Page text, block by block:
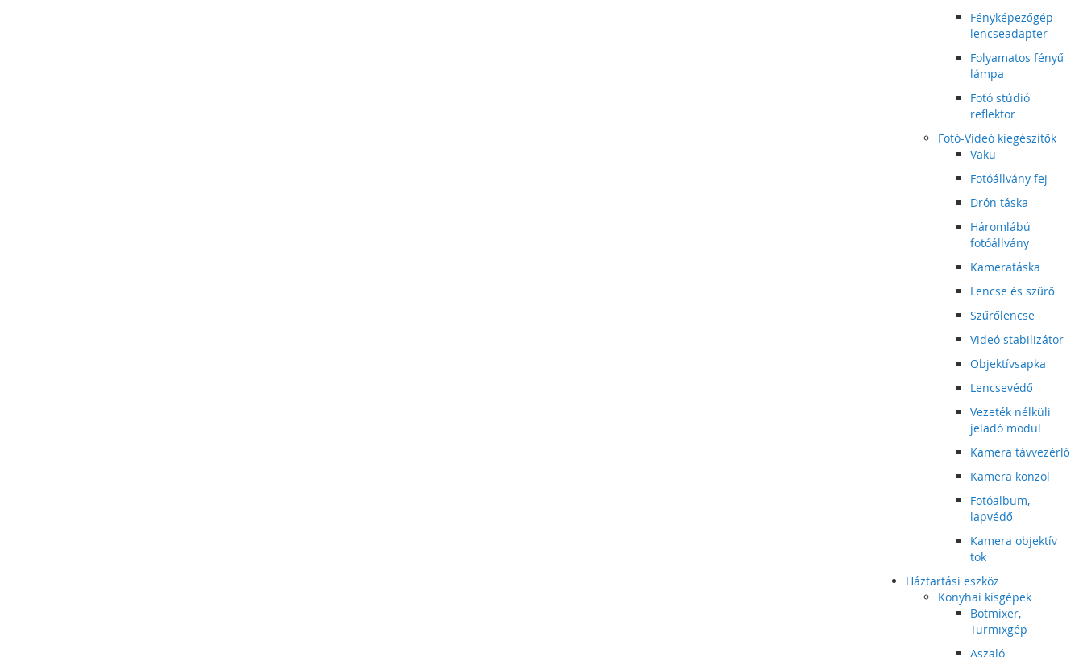
Fényképezőgép
lencseadapter
Folyamatos fényű
lámpa
Fotó stúdió
reflektor
Fotó-Videó kiegészítők
Vaku
Fotóállvány fej
Drón táska
Háromlábú
fotóállvány
Kameratáska
Lencse és szűrő
Szűrőlencse
Videó stabilizátor
Objektívsapka
Lencsevédő
Vezeték nélküli
jeladó modul
Kamera távvezérlő
Kamera konzol
Fotóalbum,
lapvédő
Kamera objektív
tok
Háztartási eszköz
Konyhai kisgépek
Botmixer,
Turmixgép
Aszaló